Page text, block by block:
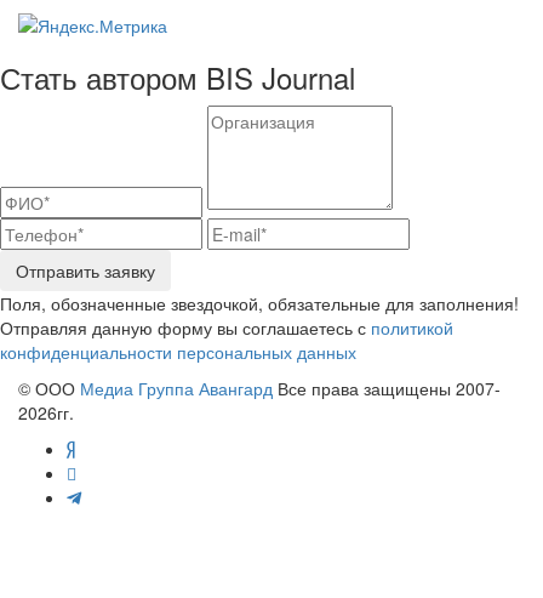
Стать автором BIS Journal
Отправить заявку
Поля, обозначенные звездочкой, обязательные для заполнения!
Отправляя данную форму вы соглашаетесь с политикой
конфиденциальности персональных данных
© ООО Медиа Группа Авангард Все права защищены 2007-
2026гг.